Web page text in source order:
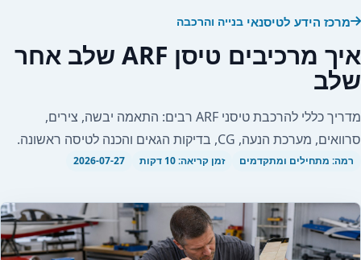
מרכז הידע לטיסנאי בנייה והרכבה
איך מרכיבים טיסן ARF שלב אחר
שלב
מדריך כללי להרכבת טיסני ARF רבים: התאמה יבשה, צירים,
סרוואים, מערכת הנעה, CG, בדיקות הגאים והכנה לטיסה ראשונה.
רמה: מתחילים ומתקדמים זמן קריאה: 10 דקות 2026-07-27